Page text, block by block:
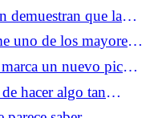
demuestran que la
que un truco de
uno de los mayores
un nuevo pico
para los
hacer algo tan
en SDCC